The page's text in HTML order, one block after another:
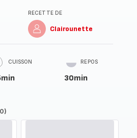
RECETTE DE
Clairounette
CUISSON REPOS
30min